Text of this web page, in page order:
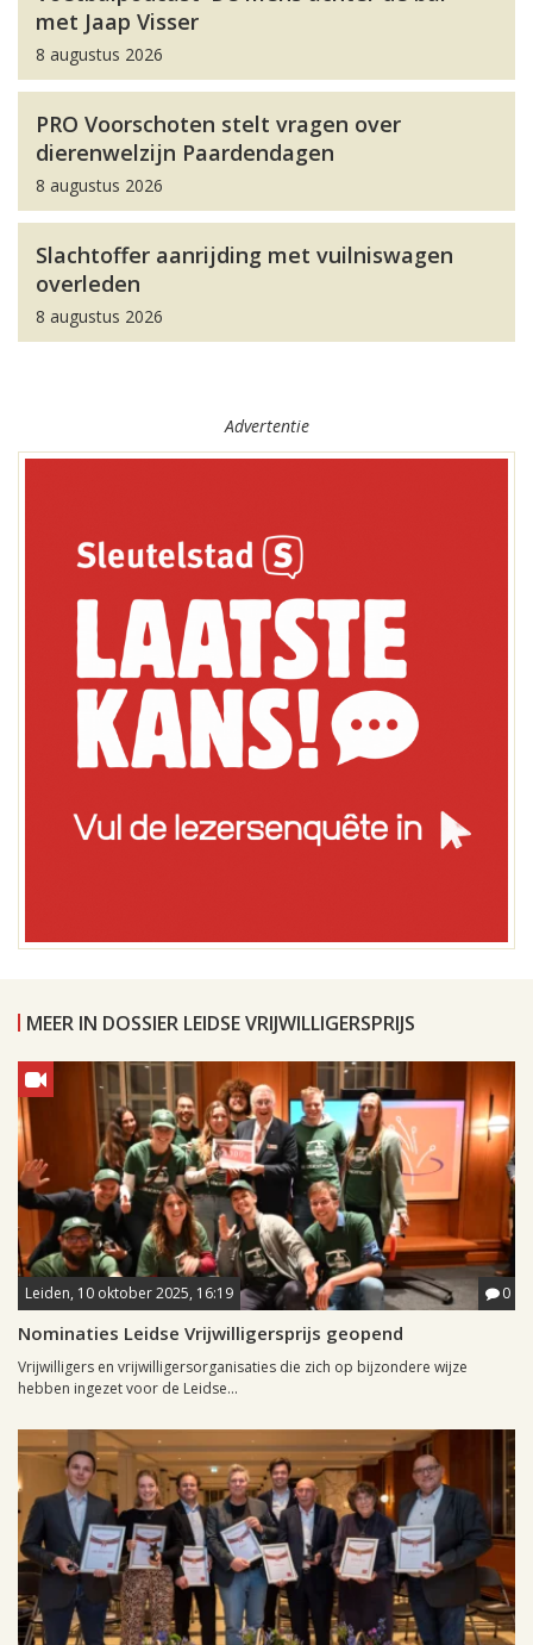
met Jaap Visser
8 augustus 2026
PRO Voorschoten stelt vragen over
dierenwelzijn Paardendagen
8 augustus 2026
Slachtoffer aanrijding met vuilniswagen
overleden
8 augustus 2026
Advertentie
MEER IN DOSSIER LEIDSE VRIJWILLIGERSPRIJS
Leiden, 10 oktober 2025, 16:19 0
Nominaties Leidse Vrijwilligersprijs geopend
Vrijwilligers en vrijwilligersorganisaties die zich op bijzondere wijze
hebben ingezet voor de Leidse...